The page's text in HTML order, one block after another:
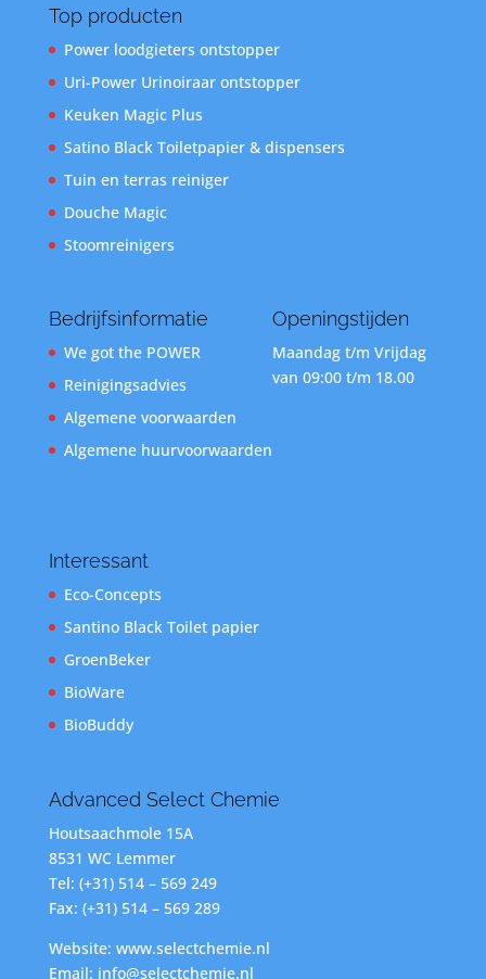
Top producten
Power loodgieters ontstopper
Uri-Power Urinoiraar ontstopper
Keuken Magic Plus
Satino Black Toiletpapier & dispensers
Tuin en terras reiniger
Douche Magic
Stoomreinigers
Bedrijfsinformatie
We got the POWER
Reinigingsadvies
Algemene voorwaarden
Algemene huurvoorwaarden
Openingstijden
Maandag t/m Vrijdag
van 09:00 t/m 18.00
Interessant
Eco-Concepts
Santino Black Toilet papier
GroenBeker
BioWare
BioBuddy
Advanced Select Chemie
Houtsaachmole 15A
8531 WC Lemmer
Tel: (+31) 514 – 569 249
Fax: (+31) 514 – 569 289
Website: www.selectchemie.nl
Email: info@selectchemie.nl